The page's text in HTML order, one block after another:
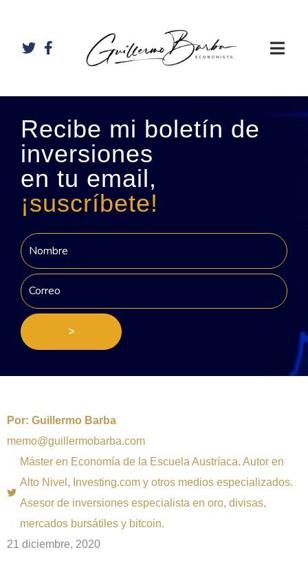
Recibe mi boletín de
inversiones
en tu email,
¡suscríbete!
>
Por: Guillermo Barba
memo@guillermobarba.com
Máster en Economía de la Escuela Austríaca. Autor en
Alto Nivel, Investing.com y otros medios especializados.
Asesor de inversiones especialista en oro, divisas,
mercados bursátiles y bitcoin.
21 diciembre, 2020